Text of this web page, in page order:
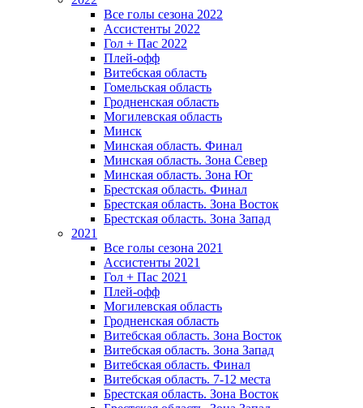
Все голы сезона 2022
Ассистенты 2022
Гол + Пас 2022
Плей-офф
Витебская область
Гомельская область
Гродненская область
Могилевская область
Минск
Mинская область. Финал
Минская область. Зона Север
Минская область. Зона Юг
Брестская область. Финал
Брестская область. Зона Восток
Брестская область. Зона Запад
2021
Все голы сезона 2021
Ассистенты 2021
Гол + Пас 2021
Плей-офф
Могилевская область
Гродненская область
Витебская область. Зона Восток
Витебская область. Зона Запад
Витебская область. Финал
Витебская область. 7-12 места
Брестская область. Зона Восток